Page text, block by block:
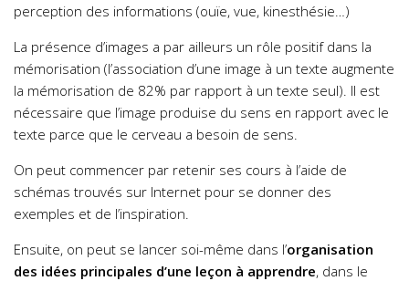
perception des informations (ouïe, vue, kinesthésie…)
La présence d’images a par ailleurs un rôle positif dans la
mémorisation (l’association d’une image à un texte augmente
la mémorisation de 82% par rapport à un texte seul). Il est
nécessaire que l’image produise du sens en rapport avec le
texte parce que le cerveau a besoin de sens.
On peut commencer par retenir ses cours à l’aide de
schémas trouvés sur Internet pour se donner des
exemples et de l’inspiration.
Ensuite, on peut se lancer soi-même dans l’organisation
des idées principales d’une leçon à apprendre, dans le